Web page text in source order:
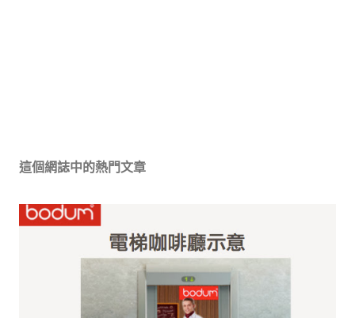
留
言
這個網誌中的熱門文章